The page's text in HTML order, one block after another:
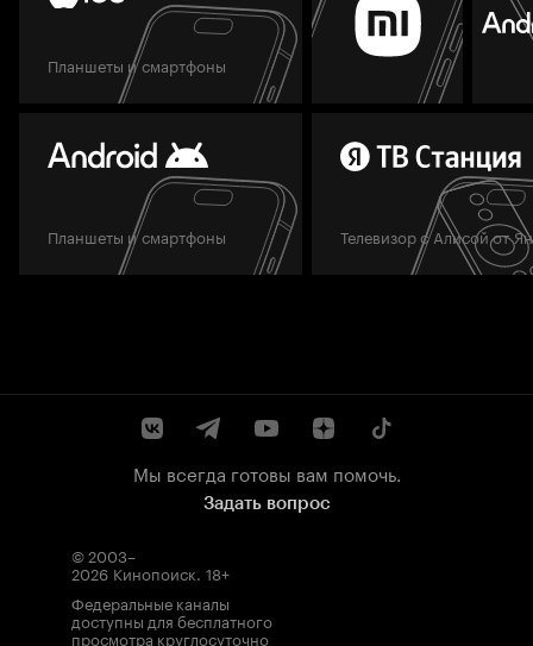
Планшеты и смартфоны
Планшеты и смартфоны Телевизор с Алисой от
Мы всегда готовы вам помочь.
Задать вопрос
© 2003–
2026 Кинопоиск. 18+
Федеральные каналы
доступны для бесплатного
просмотра круглосуточно